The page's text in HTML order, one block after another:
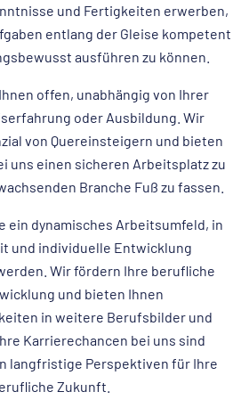
und Fertigkeiten erwerben,
entlang der Gleise kompetent
ausführen zu können.
offen, unabhängig von Ihrer
oder Ausbildung. Wir
von Quereinsteigern und bieten
uns einen sicheren Arbeitsplatz zu
Branche Fuß zu fassen.
ein dynamisches Arbeitsumfeld, in
und individuelle Entwicklung
Wir fördern Ihre berufliche
und bieten Ihnen
in weitere Berufsbilder und
Karrierechancen bei uns sind
langfristige Perspektiven für Ihre
Zukunft.